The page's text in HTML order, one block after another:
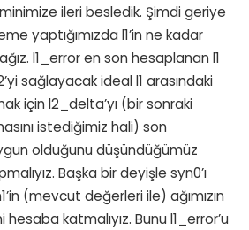
ileri besledik. Şimdi geriye
yaptığımızda l1’in ne kadar
l1_error en son hesaplanan l1
sağlayacak ideal l1 arasındaki
için l2_delta’yı (bir sonraki
istediğimiz hali) son
olduğunu düşündüğümüz
Başka bir deyişle syn0’ı
(mevcut değerleri ile) ağımızın
katmalıyız. Bunu l1_error’u